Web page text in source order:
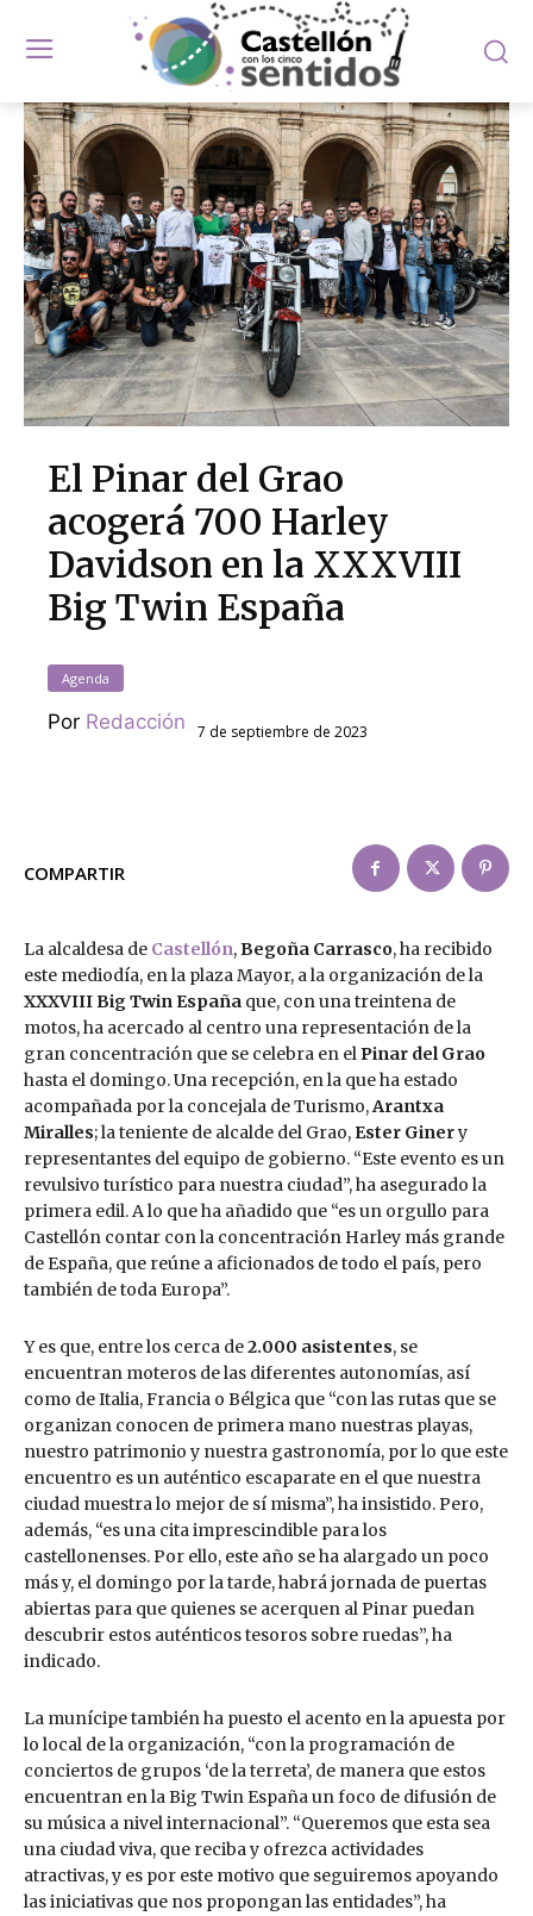
El Pinar del Grao
acogerá 700 Harley
Davidson en la XXXVIII
Big Twin España
Agenda
Por Redacción 7 de septiembre de 2023
COMPARTIR
La alcaldesa de Castellón,Begoña Carrasco, ha recibido
este mediodía, en la plaza Mayor, a la organización de la
XXXVIII Big Twin España que, con una treintena de
motos, ha acercado al centro una representación de la
gran concentración que se celebra en el Pinar del Grao
hasta el domingo. Una recepción, en la que ha estado
acompañada por la concejala de Turismo,Arantxa
Miralles; la teniente de alcalde del Grao, Ester Ginery
representantes del equipo de gobierno. “Este evento es un
revulsivo turístico para nuestra ciudad”, ha asegurado la
primera edil. A lo que ha añadido que “es un orgullo para
Castellón contar con la concentración Harley más grande
de España, que reúne a aficionados de todo el país, pero
también de toda Europa”.
Y es que, entre los cerca de2.000 asistentes, se
encuentran moteros de las diferentes autonomías, así
como de Italia, Francia o Bélgica que “con las rutas que se
organizan conocen de primera mano nuestras playas,
nuestro patrimonio y nuestra gastronomía, por lo que este
encuentro es un auténtico escaparate en el que nuestra
ciudad muestra lo mejor de sí misma”, ha insistido. Pero,
además, “es una cita imprescindible para los
castellonenses. Por ello, este año se ha alargado un poco
más y, el domingo por la tarde, habrá jornada de puertas
abiertas para que quienes se acerquen al Pinar puedan
descubrir estos auténticos tesoros sobre ruedas”, ha
indicado.
La munícipe también ha puesto el acento en la apuesta por
lo local de la organización, “con la programación de
conciertos de grupos ‘de la terreta’, de manera que estos
encuentran en la Big Twin España un foco de difusión de
su música a nivel internacional”. “Queremos que esta sea
una ciudad viva, que reciba y ofrezca actividades
atractivas, y es por este motivo que seguiremos apoyando
las iniciativas que nos propongan las entidades”, ha